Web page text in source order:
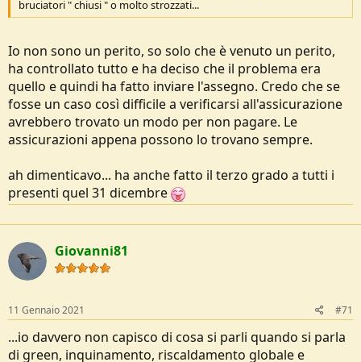
bruciatori " chiusi " o molto strozzati...
Io non sono un perito, so solo che è venuto un perito,
ha controllato tutto e ha deciso che il problema era
quello e quindi ha fatto inviare l'assegno. Credo che se
fosse un caso così difficile a verificarsi all'assicurazione
avrebbero trovato un modo per non pagare. Le
assicurazioni appena possono lo trovano sempre.
ah dimenticavo... ha anche fatto il terzo grado a tutti i
presenti quel 31 dicembre
Giovanni81
11 Gennaio 2021 #71
...io davvero non capisco di cosa si parli quando si parla
di green, inquinamento, riscaldamento globale e